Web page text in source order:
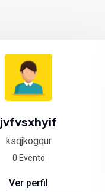
jvfvsxhyif
ksqjkogqur
0 Evento
Ver perfil